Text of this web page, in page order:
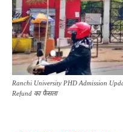
Ranchi University PHD Admission
Refund का फैसला